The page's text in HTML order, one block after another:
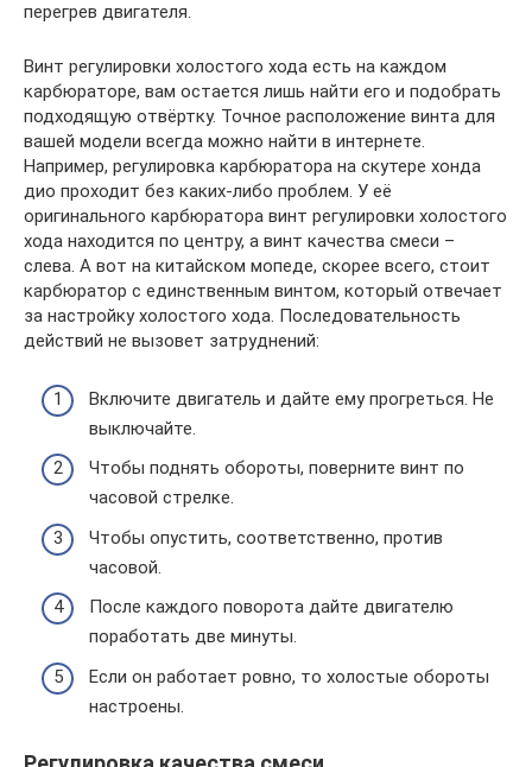
перегрев двигателя.
Винт регулировки холостого хода есть на каждом
карбюраторе, вам остается лишь найти его и подобрать
подходящую отвёртку. Точное расположение винта для
вашей модели всегда можно найти в интернете.
Например, регулировка карбюратора на скутере хонда
дио проходит без каких-либо проблем. У её
оригинального карбюратора винт регулировки холостого
хода находится по центру, а винт качества смеси –
слева. А вот на китайском мопеде, скорее всего, стоит
карбюратор с единственным винтом, который отвечает
за настройку холостого хода. Последовательность
действий не вызовет затруднений:
Включите двигатель и дайте ему прогреться. Не
выключайте.
Чтобы поднять обороты, поверните винт по
часовой стрелке.
Чтобы опустить, соответственно, против
часовой.
После каждого поворота дайте двигателю
поработать две минуты.
Если он работает ровно, то холостые обороты
настроены.